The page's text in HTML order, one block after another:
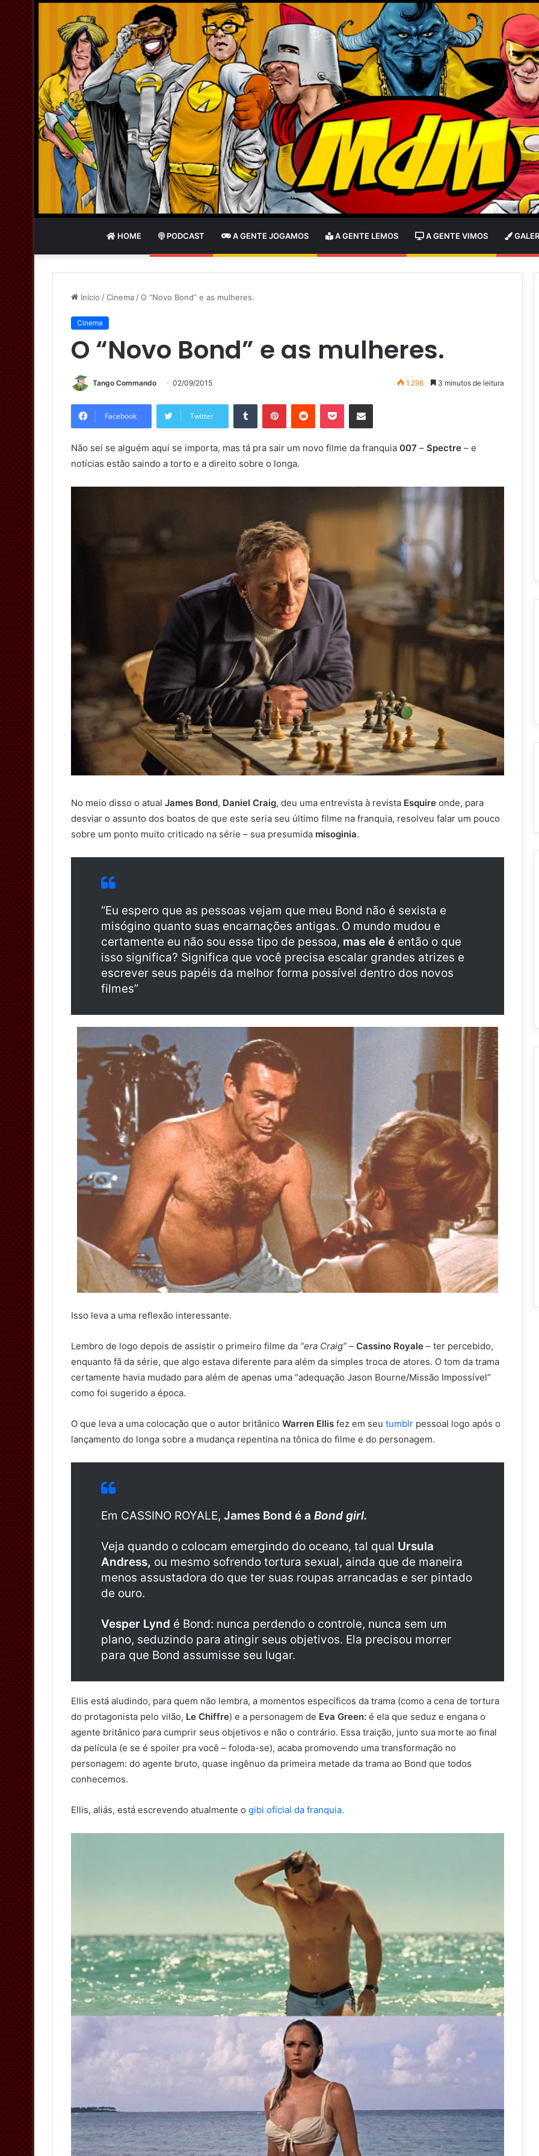
HOME PODCAST A GENTE JOGAMOS A GENTE LEMOS A GENTE VIMOS
Início /Cinema /O “Novo Bond” e as mulheres.
Cinema
O “Novo Bond” e as mulheres.
Tango Commando 02/09/2015 1.298 3 minutos de leitura
Facebook Twitter
Não sei se alguém aqui se importa, mas tá pra sair um novo filme da franquia 007 – Spectre – e
notícias estão saindo a torto e a direito sobre o longa.
No meio disso o atual James Bond, Daniel Craig, deu uma entrevista à revista Esquire onde, para
desviar o assunto dos boatos de que este seria seu último filme na franquia, resolveu falar um pouco
sobre um ponto muito criticado na série – sua presumida misoginia.
“Eu espero que as pessoas vejam que meu Bond não é sexista e
misógino quanto suas encarnações antigas. O mundo mudou e
certamente eu não sou esse tipo de pessoa, mas ele é então o que
isso significa? Significa que você precisa escalar grandes atrizes e
escrever seus papéis da melhor forma possível dentro dos novos
filmes”
Isso leva a uma reflexão interessante.
Lembro de logo depois de assistir o primeiro filme da “era Craig” – Cassino Royale – ter percebido,
enquanto fã da série, que algo estava diferente para além da simples troca de atores. O tom da trama
certamente havia mudado para além de apenas uma “adequação Jason Bourne/Missão Impossível”
como foi sugerido a época.
O que leva a uma colocação que o autor britânico Warren Ellis fez em seu tumblr pessoal logo após o
lançamento do longa sobre a mudança repentina na tônica do filme e do personagem.
Em CASSINO ROYALE, James Bond é a Bond girl.
Veja quando o colocam emergindo do oceano, tal qual Ursula
Andress, ou mesmo sofrendo tortura sexual, ainda que de maneira
menos assustadora do que ter suas roupas arrancadas e ser pintado
de ouro.
Vesper Lynd é Bond: nunca perdendo o controle, nunca sem um
plano, seduzindo para atingir seus objetivos. Ela precisou morrer
para que Bond assumisse seu lugar.
Ellis está aludindo, para quem não lembra, a momentos específicos da trama (como a cena de tortura
do protagonista pelo vilão, Le Chiffre) e a personagem de Eva Green: é ela que seduz e engana o
agente britânico para cumprir seus objetivos e não o contrário. Essa traição, junto sua morte ao final
da película (e se é spoiler pra você – foloda-se), acaba promovendo uma transformação no
personagem: do agente bruto, quase ingênuo da primeira metade da trama ao Bond que todos
conhecemos.
Ellis, aliás, está escrevendo atualmente o gibi oficial da franquia.